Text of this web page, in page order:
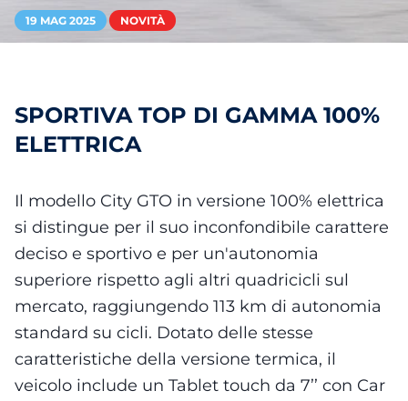
19 MAG 2025 NOVITÀ
SPORTIVA TOP DI GAMMA 100%
ELETTRICA
Il modello City GTO in versione 100% elettrica
si distingue per il suo inconfondibile carattere
deciso e sportivo e per un'autonomia
superiore rispetto agli altri quadricicli sul
mercato, raggiungendo 113 km di autonomia
standard su cicli. Dotato delle stesse
caratteristiche della versione termica, il
veicolo include un Tablet touch da 7’’ con Car